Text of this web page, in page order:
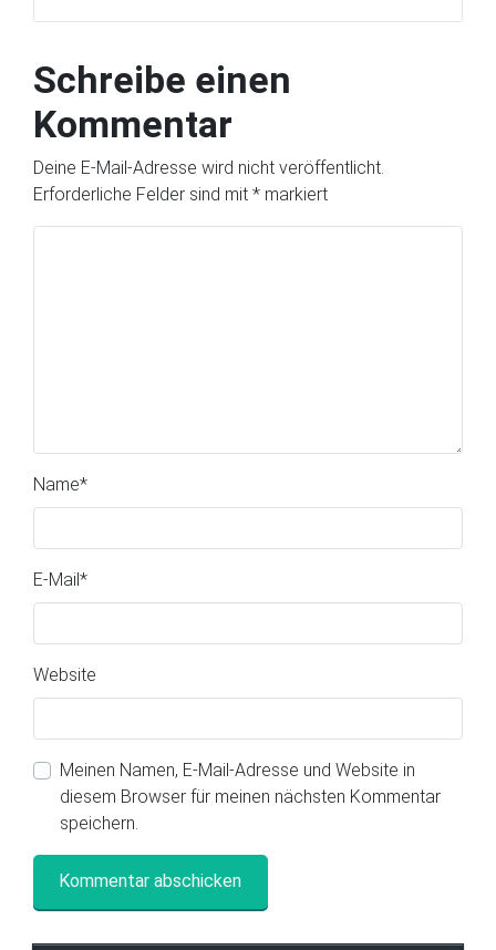
Schreibe einen
Kommentar
Deine E-Mail-Adresse wird nicht veröffentlicht.
Erforderliche Felder sind mit * markiert
Name*
E-Mail *
Website
Meinen Namen, E-Mail-Adresse und Website in
diesem Browser für meinen nächsten Kommentar
speichern.